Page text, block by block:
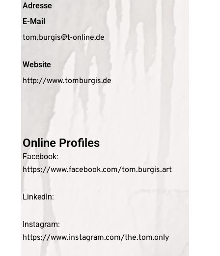
Adresse
E-Mail
tom.burgis@t-online.de
Website
http://www.tomburgis.de
Online Profiles
Facebook:
https://www.facebook.com/tom.burgis.art
LinkedIn:
Instagram:
https://www.instagram.com/the.tom.only